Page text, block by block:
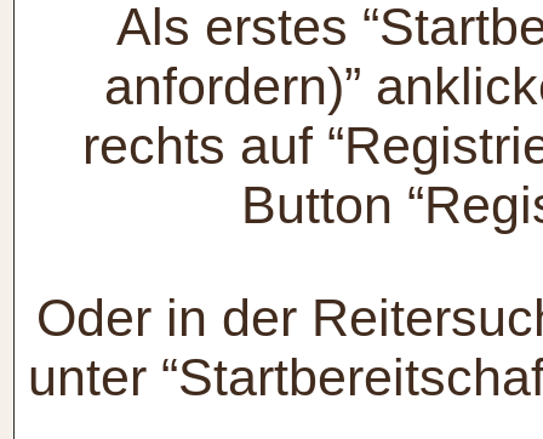
Als erstes
anfordern)”
rechts auf
Button
Oder in der
unter